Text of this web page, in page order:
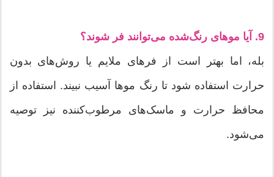
9. آیا موهای رنگ‌شده می‌توانند فر شوند؟
بله، اما بهتر است از فرهای ملایم یا روش‌های بدون
حرارت استفاده شود تا رنگ موها آسیب نبیند. استفاده از
محافظ حرارت و ماسک‌های مرطوب‌کننده نیز توصیه
می‌شود.